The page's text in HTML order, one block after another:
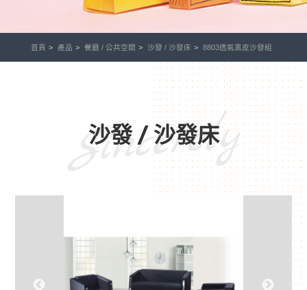
首頁 產品 餐廳 / 公共空間 沙發 / 沙發床 8803透氣黑皮沙發組
沙發 / 沙發床
Sincerely